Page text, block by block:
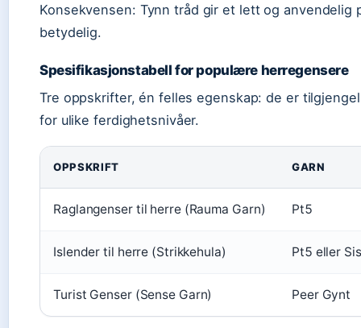
Konsekvensen: Tynn tråd gir et lett og
betydelig.
Spesifikasjonstabell for populære herregensere
Tre oppskrifter, én felles egenskap: de er
for ulike ferdighetsnivåer.
OPPSKRIFT GARN
Raglangenser til herre (Rauma Garn) Pt5
Islender til herre (Strikkehula) Pt5 eller
Turist Genser (Sense Garn) Peer Gynt